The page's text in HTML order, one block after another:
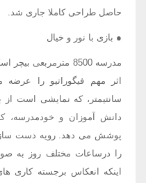
حاصل طراحی کاملا جاری شد.
● بازی با نور و خیال
پوشش می دهد. رویه دست
را درساعات مختلف روز به
اینکه انعکاس برجسته کاری